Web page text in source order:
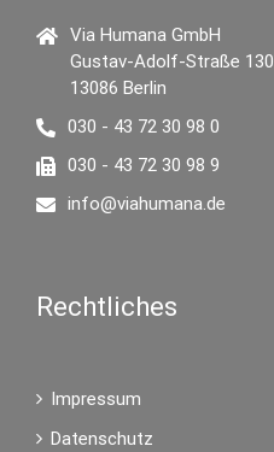
Via Humana GmbH
Gustav-Adolf-Straße 130
13086 Berlin
030 - 43 72 30 98 0
030 - 43 72 30 98 9
info@viahumana.de
Rechtliches
Impressum
Datenschutz